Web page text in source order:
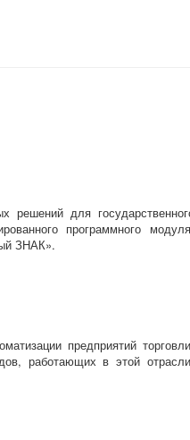
решений для
программного
ЗНАК».
предприятий
работающих в этой